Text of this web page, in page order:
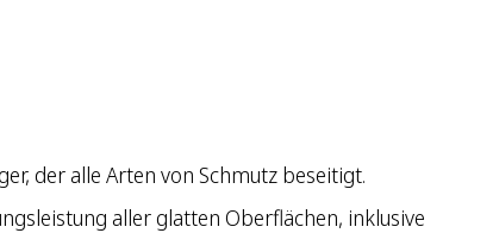
der alle Arten von Schmutz beseitigt.
aller glatten Oberflächen, inklusive